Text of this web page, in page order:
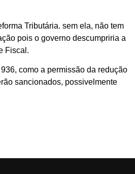
Tributária. sem ela, não tem
pois o governo descumpriria a
Fiscal.
como a permissão da redução
sancionados, possivelmente